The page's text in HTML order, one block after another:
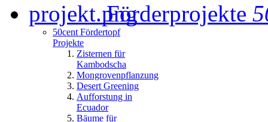
Förderprojekte
50cent Fördertopf
Projekte
Zisternen für
Kambodscha
Mongrovenpflanzung
Desert Greening
Aufforstung in
Ecuador
Bäume für